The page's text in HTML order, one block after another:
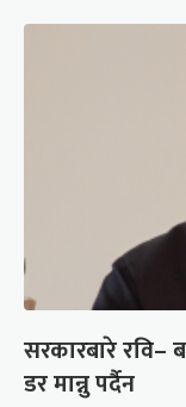
सरकारबारे
डर मान्नु पर्दैन